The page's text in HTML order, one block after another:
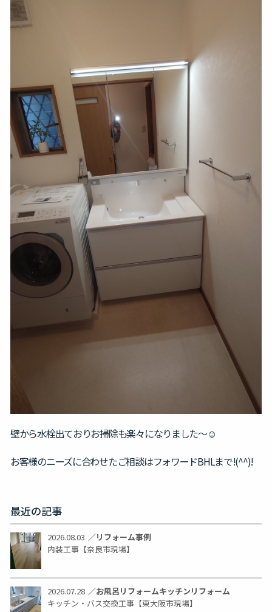
壁から水栓出ておりお掃除も楽々になりました～☺
お客様のニーズに合わせたご相談はフォワードBHLまで!(^^)!
最近の記事
2026.08.03 ／リフォーム事例
内装工事【奈良市現場】
2026.07.28 ／お風呂リフォームキッチンリフォーム
キッチン・バス交換工事【東大阪市現場】